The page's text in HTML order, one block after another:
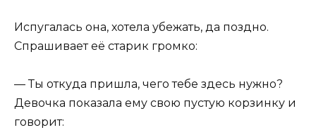
Испугалась она, хотела убежать, да поздно.
Спрашивает её старик громко:
— Ты откуда пришла, чего тебе здесь нужно?
Девочка показала ему свою пустую корзинку и
говорит: